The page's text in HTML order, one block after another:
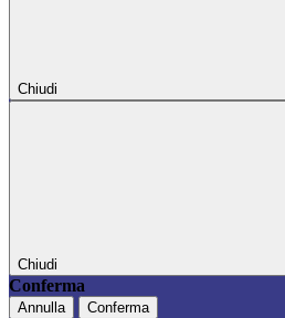
Chiudi
Chiudi
Conferma
Annulla Conferma